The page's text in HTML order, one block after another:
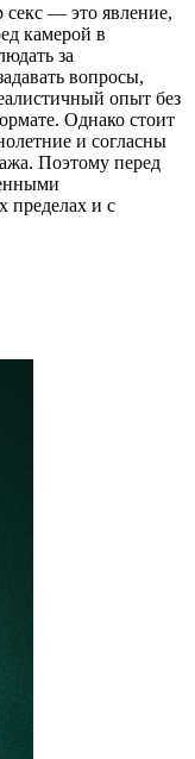
— это явление,
камерой в
за
вопросы,
опыт без
Однако стоит
и согласны
Поэтому перед
пределах и с